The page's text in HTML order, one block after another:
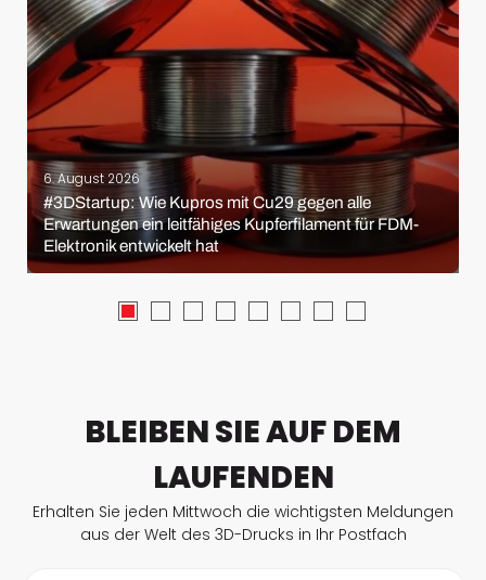
6. August 2026
#3DStartup: Wie Kupros mit Cu29 gegen alle
Erwartungen ein leitfähiges Kupferfilament für FDM-
Elektronik entwickelt hat
BLEIBEN SIE AUF DEM
LAUFENDEN
Erhalten Sie jeden Mittwoch die wichtigsten Meldungen
aus der Welt des 3D-Drucks in Ihr Postfach